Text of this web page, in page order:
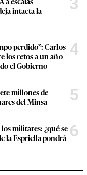
intacta la
perdido”: Carlos
los retos a un año
el Gobierno
4
millones de
del Minsa
5
militares: ¿qué se
la Espriella pondrá 6